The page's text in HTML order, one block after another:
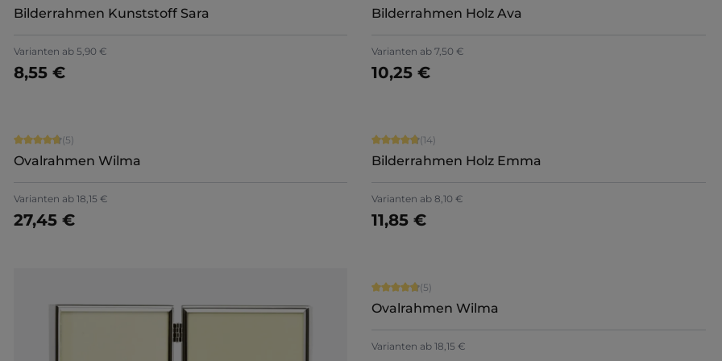
Bilderrahmen Kunststoff Sara
Varianten ab5,90 €
8,55 €
Jetzt konfigurieren
Bilderrahmen Holz Ava
Varianten ab 7,50 €
10,25 €
Jetzt konfigurieren
Durchschnittliche Bewertung von 4.8 von 5 Sternen
(5)
Ovalrahmen Wilma
Varianten ab18,15 €
27,45 €
Details
Durchschnittliche Bewertung von 4.86 von 5 Sternen
(14)
Bilderrahmen Holz Emma
Varianten ab 8,10 €
11,85 €
Jetzt konfigurieren
Durchschnittliche Bewertung von 4.8 von 5 Sternen
(5)
Ovalrahmen Wilma
Varianten ab 18,15 €